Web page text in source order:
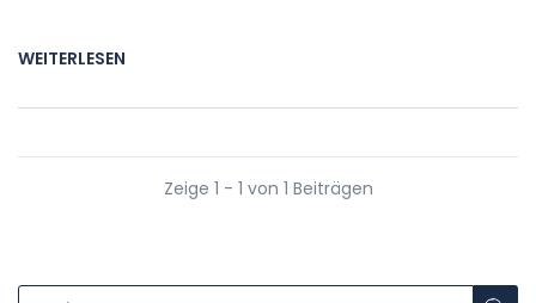
WEITERLESEN
Zeige 1 - 1 von 1 Beiträgen